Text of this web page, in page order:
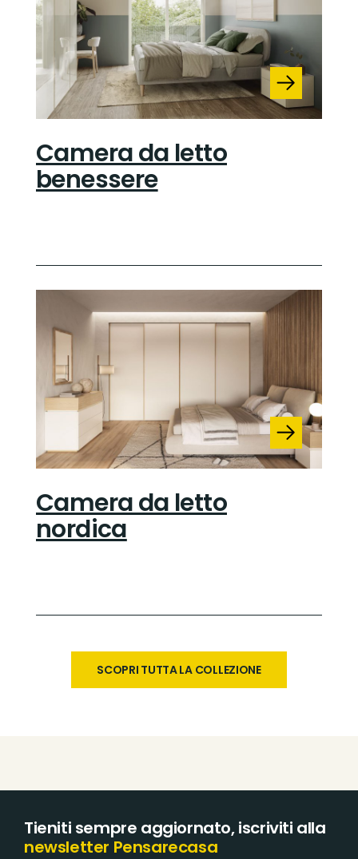
Camera da letto
benessere
Camera da letto
nordica
SCOPRI TUTTA LA COLLEZIONE
Tieniti sempre aggiornato, iscriviti alla
newsletter Pensarecasa